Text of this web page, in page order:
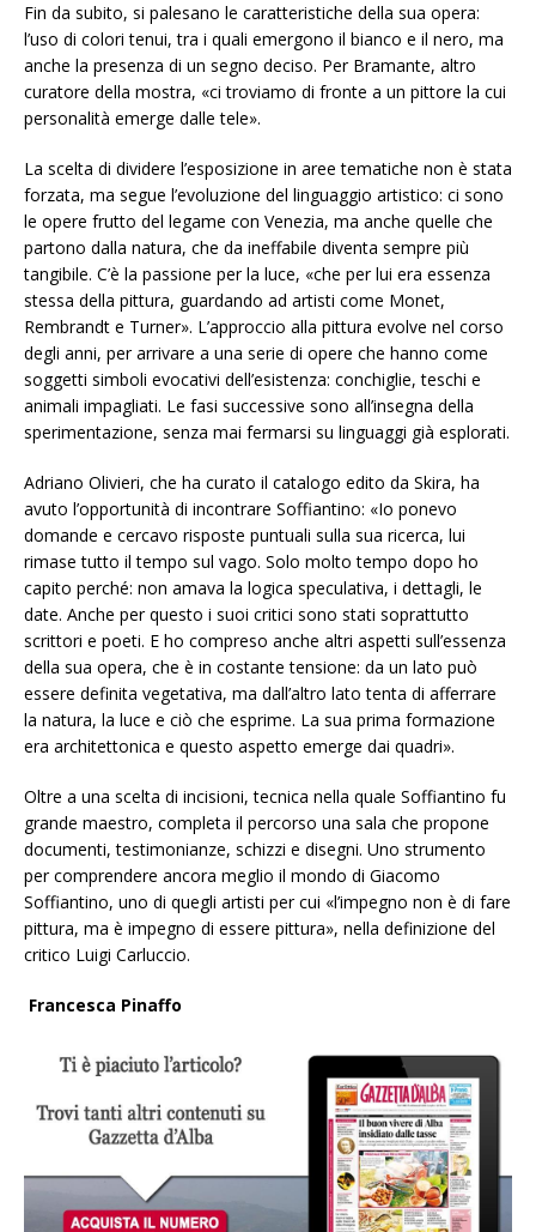
Fin da subito, si palesano le caratteristiche della sua opera:
l’uso di colori tenui, tra i quali emergono il bianco e il nero, ma
anche la presenza di un segno deciso. Per Bramante, altro
curatore della mostra, «ci troviamo di fronte a un pittore la cui
personalità emerge dalle tele».
La scelta di dividere l’esposizione in aree tematiche non è stata
forzata, ma segue l’evoluzione del linguaggio artistico: ci sono
le opere frutto del legame con Venezia, ma anche quelle che
partono dalla natura, che da ineffabile diventa sempre più
tangibile. C’è la passione per la luce, «che per lui era essenza
stessa della pittura, guardando ad artisti come Monet,
Rembrandt e Turner». L’approccio alla pittura evolve nel corso
degli anni, per arrivare a una serie di opere che hanno come
soggetti simboli evocativi dell’esistenza: conchiglie, teschi e
animali impagliati. Le fasi successive sono all’insegna della
sperimentazione, senza mai fermarsi su linguaggi già esplorati.
Adriano Olivieri, che ha curato il catalogo edito da Skira, ha
avuto l’opportunità di incontrare Soffiantino: «Io ponevo
domande e cercavo risposte puntuali sulla sua ricerca, lui
rimase tutto il tempo sul vago. Solo molto tempo dopo ho
capito perché: non amava la logica speculativa, i dettagli, le
date. Anche per questo i suoi critici sono stati soprattutto
scrittori e poeti. E ho compreso anche altri aspetti sull’essenza
della sua opera, che è in costante tensione: da un lato può
essere definita vegetativa, ma dall’altro lato tenta di afferrare
la natura, la luce e ciò che esprime. La sua prima formazione
era architettonica e questo aspetto emerge dai quadri».
Oltre a una scelta di incisioni, tecnica nella quale Soffiantino fu
grande maestro, completa il percorso una sala che propone
documenti, testimonianze, schizzi e disegni. Uno strumento
per comprendere ancora meglio il mondo di Giacomo
Soffiantino, uno di quegli artisti per cui «l’impegno non è di fare
pittura, ma è impegno di essere pittura», nella definizione del
critico Luigi Carluccio.
Francesca Pinaffo